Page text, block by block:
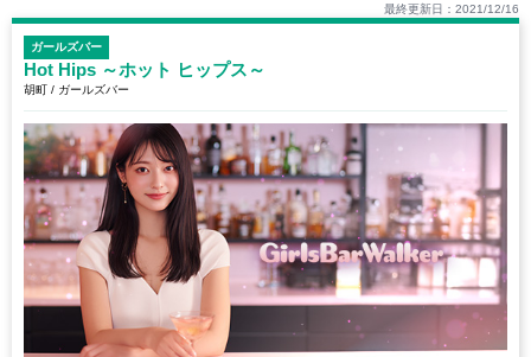
最終更新日：2021/12/16
ガールズバー
Hot Hips ～ホット ヒップス～
胡町 / ガールズバー